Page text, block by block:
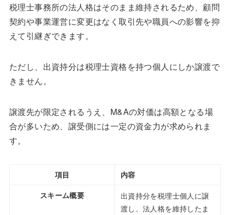
税理士事務所の法人格はそのまま維持されるため、顧問
契約や事業運営に変更はなく取引先や職員への影響を抑
えて引継ぎできます。
ただし、出資持分は税理士資格を持つ個人にしか譲渡で
きません。
譲渡先が限定されるうえ、M&Aの対価は高額となる場
合が多いため、譲受側には一定の資金力が求められま
す。
項目
内容
スキーム概要
出資持分を税理士個人に譲
渡し、法人格を維持したま